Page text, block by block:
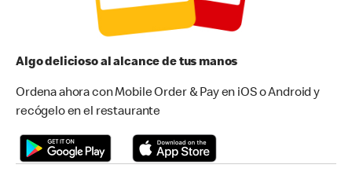
Algo delicioso al alcance de tus manos
Ordena ahora con Mobile Order & Pay en iOS o Android y
recógelo en el restaurante